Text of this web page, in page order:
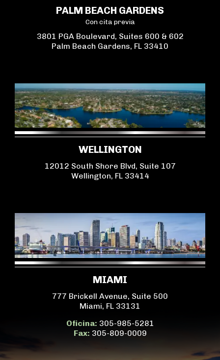
PALM BEACH GARDENS
Con cita previa
3801 PGA Boulevard, Suites 600 & 602
Palm Beach Gardens, FL 33410
WELLINGTON
12012 South Shore Blvd, Suite 107
Wellington, FL 33414
MIAMI
777 Brickell Avenue, Suite 500
Miami, FL 33131
Oficina: 305-985-5281
Fax: 305-809-0009